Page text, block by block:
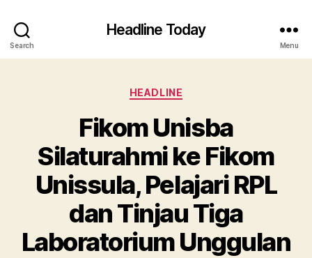
Search
Headline Today
Menu
Categories
HEADLINE
Fikom Unisba
Silaturahmi ke Fikom
Unissula, Pelajari RPL
dan Tinjau Tiga
Laboratorium Unggulan